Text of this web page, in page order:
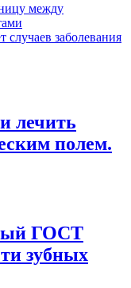
между
случаев заболевания
лечить
полем.
ГОСТ
зубных